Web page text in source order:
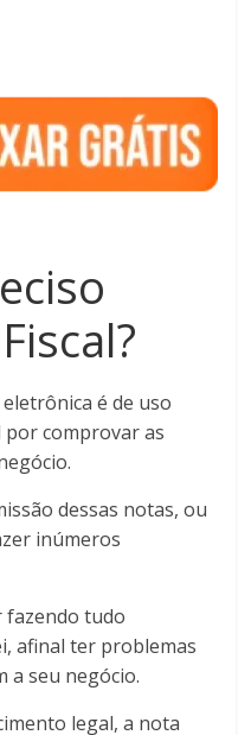
é de uso
comprovar as
dessas notas, ou
inúmeros
fazendo tudo
afinal ter problemas
a seu negócio.
legal, a nota